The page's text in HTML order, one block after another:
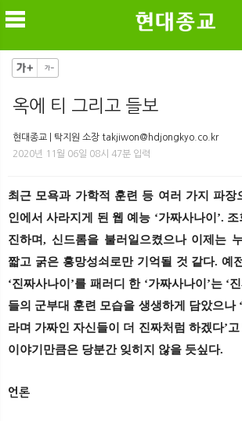
옥에 티 그리고 들보
현대종교 | 탁지원 소장 takjiwon@hdjongkyo.co.kr
2020년 11월 06일 08시 47분 입력
최근 모욕과 가학적 훈련 등 여러 가지 파장
인에서 사라지게 된 웹 예능 ‘가짜사나이’.
진하며, 신드롬을 불러일으켰으나 이제는
짧고 굵은 흥망성쇠로만 기억될 것 같다. 예
‘진짜사나이’를 패러디 한 ‘가짜사나이’는 ‘
들의 군부대 훈련 모습을 생생하게 담았으나
라며 가짜인 자신들이 더 진짜처럼 하겠다’
이야기만큼은 당분간 잊히지 않을 듯싶다.
언론